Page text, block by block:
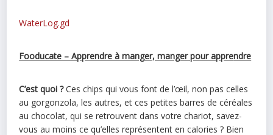
WaterLog.gd
Fooducate – Apprendre à manger, manger pour apprendre
C’est quoi ?Ces chips qui vous font de l’œil, non pas celles
au gorgonzola, les autres, et ces petites barres de céréales
au chocolat, qui se retrouvent dans votre chariot, savez-
vous au moins ce qu’elles représentent en calories ? Bien